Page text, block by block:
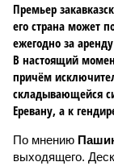
Премьер
его страна может
ежегодно за
В настоящий
причём
складывающейся
Еревану, а к
По мнению
выходящего.